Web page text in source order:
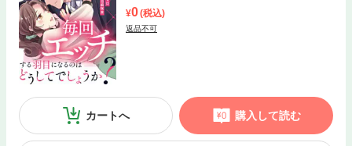
0(税込)
返品不可
カートへ 購入して読む